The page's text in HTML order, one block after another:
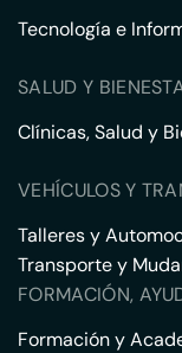
Tecnología e
SALUD Y
Clínicas, Salud y
VEHÍCULOS Y
Talleres y
Transporte y
FORMACIÓN,
Formación y